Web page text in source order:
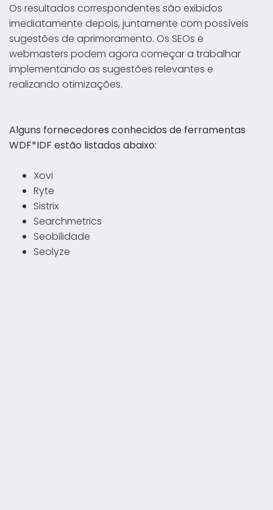
Os resultados correspondentes são exibidos
imediatamente depois, juntamente com possíveis
sugestões de aprimoramento. Os SEOs e
webmasters podem agora começar a trabalhar
implementando as sugestões relevantes e
realizando otimizações.
Alguns fornecedores conhecidos de ferramentas
WDF*IDF estão listados abaixo:
Xovi
Ryte
Sistrix
Searchmetrics
Seobilidade
Seolyze